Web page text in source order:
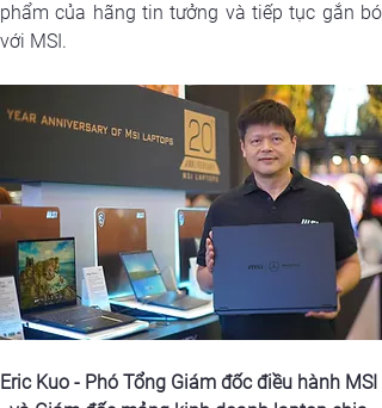
phẩm của hãng tin tưởng và tiếp tục gắn bó
với MSI.
Eric Kuo - Phó Tổng Giám đốc điều hành MSI